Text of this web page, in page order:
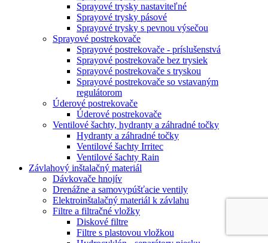
Sprayové trysky nastaviteľné
Sprayové trysky pásové
Sprayové trysky s pevnou výsečou
Sprayové postrekovače
Sprayové postrekovače - príslušenstvá
Sprayové postrekovače bez trysiek
Sprayové postrekovače s tryskou
Sprayové postrekovače so vstavaným
regulátorom
Úderové postrekovače
Úderové postrekovače
Ventilové šachty, hydranty a záhradné točky
Hydranty a záhradné točky
Ventilové šachty Irritec
Ventilové šachty Rain
Závlahový inštalačný materiál
Dávkovače hnojív
Drenážne a samovypúšťacie ventily
Elektroinštalačný materiál k závlahu
Filtre a filtračné vložky
Diskové filtre
Filtre s plastovou vložkou